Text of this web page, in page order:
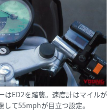
はED2を踏襲。速度計はマイルが
して55mphが目立つ設定。